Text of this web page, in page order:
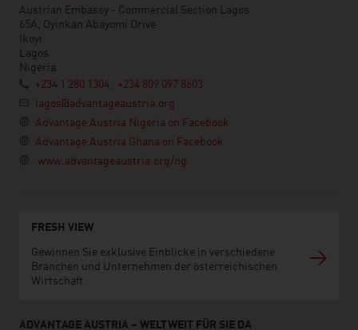
Austrian Embassy - Commercial Section Lagos
65A, Oyinkan Abayomi Drive
Ikoyi
Lagos
Nigeria
+234 1 280 1304 , +234 809 097 8603
lagos@advantageaustria.org
Advantage Austria Nigeria on Facebook
Advantage Austria Ghana on Facebook
www.advantageaustria.org/ng
FRESH VIEW
Gewinnen Sie exklusive Einblicke in verschiedene
Branchen und Unternehmen der österreichischen
Wirtschaft.
ADVANTAGE AUSTRIA – WELTWEIT FÜR SIE DA